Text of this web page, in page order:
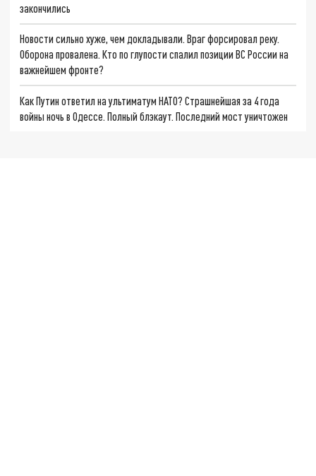
закончились
Новости сильно хуже, чем докладывали. Враг форсировал реку.
Оборона провалена. Кто по глупости спалил позиции ВС России на
важнейшем фронте?
Как Путин ответил на ультиматум НАТО? Страшнейшая за 4 года
войны ночь в Одессе. Полный блэкаут. Последний мост уничтожен